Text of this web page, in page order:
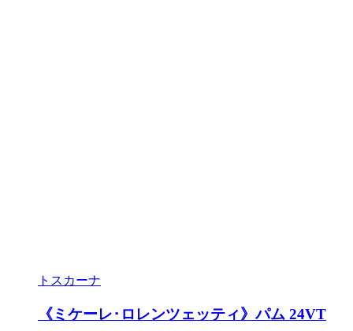
トスカーナ
《ミケーレ･ロレンツェッティ》パム 24VT